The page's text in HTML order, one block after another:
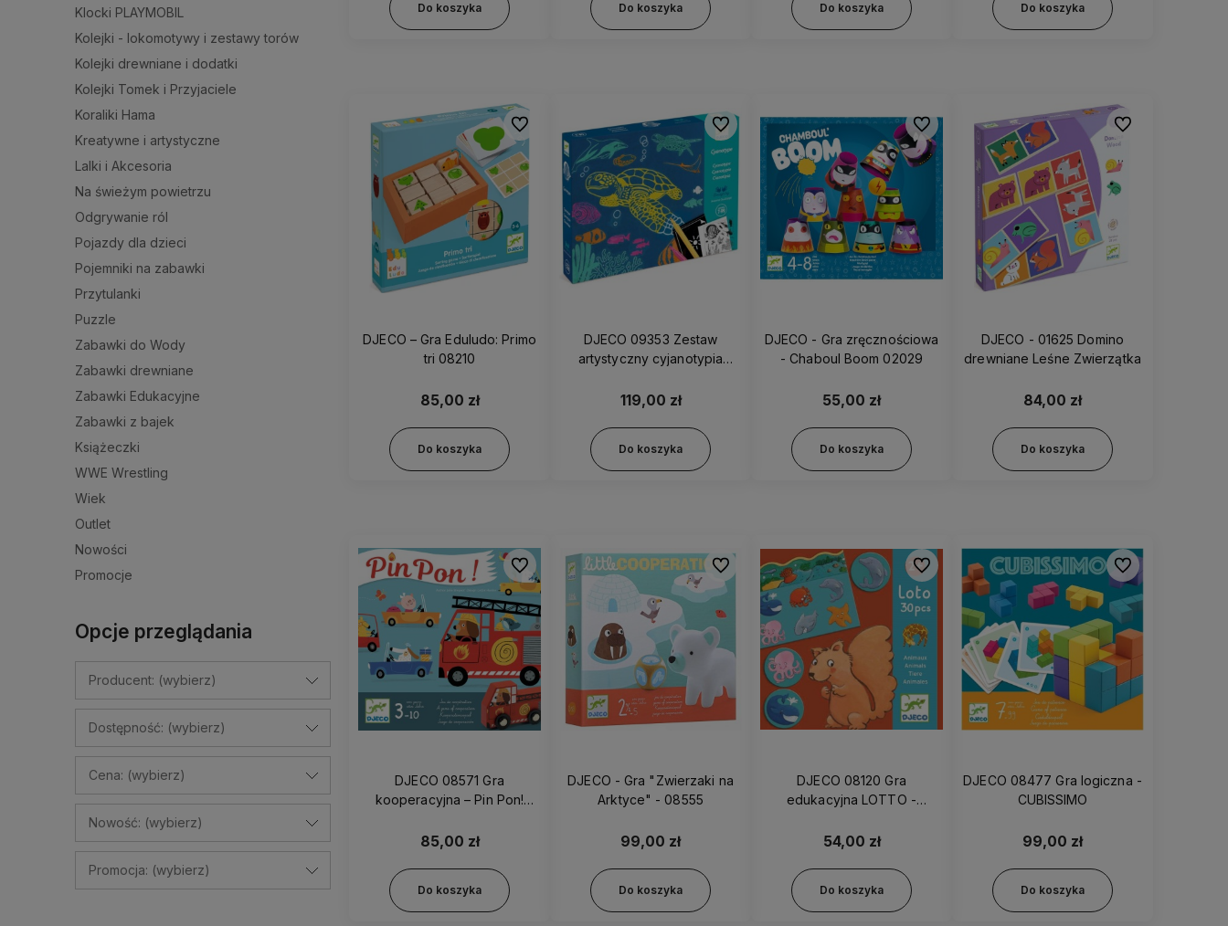
Klocki PLAYMOBIL
Kolejki - lokomotywy i zestawy torów
Kolejki drewniane i dodatki
Kolejki Tomek i Przyjaciele
Koraliki Hama
Kreatywne i artystyczne
Lalki i Akcesoria
Na świeżym powietrzu
Odgrywanie ról
Pojazdy dla dzieci
Pojemniki na zabawki
Przytulanki
Puzzle
Zabawki do Wody
Zabawki drewniane
Zabawki Edukacyjne
Zabawki z bajek
Książeczki
WWE Wrestling
Wiek
Outlet
Nowości
Promocje
Opcje przeglądania
Producent: (wybierz)
Dostępność: (wybierz)
Cena: (wybierz)
Nowość: (wybierz)
Promocja: (wybierz)
Do koszyka Do koszyka Do koszyka Do koszyka
DJECO – Gra Eduludo: Primo
tri 08210
85,00 zł
Do koszyka
Do ulubionych
DJECO 09353 Zestaw
artystyczny cyjanotypia
119,00 zł
Do koszyka
Do ulubionych
DJECO - Gra zręcznościowa
- Chaboul Boom 02029
55,00 zł
Do koszyka
Do ulubionych
DJECO - 01625 Domino
drewniane Leśne Zwierzątka
84,00 zł
Do koszyka
Do ulubionych
DJECO 08571 Gra
kooperacyjna – Pin Pon!
85,00 zł
Do koszyka
Do ulubionych
DJECO - Gra "Zwierzaki na
Arktyce" - 08555
99,00 zł
Do koszyka
Do ulubionych
DJECO 08120 Gra
edukacyjna LOTTO -
54,00 zł
Do koszyka
Do ulubionych
DJECO 08477 Gra logiczna -
CUBISSIMO
99,00 zł
Do koszyka
Do ulubionych